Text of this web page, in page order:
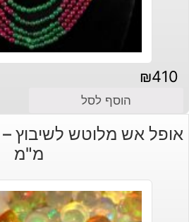
₪410
הוסף לסל
מ"מ